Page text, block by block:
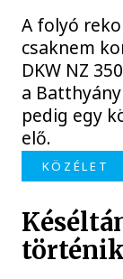
A folyó
csaknem
DKW NZ
a
pedig egy
elő.
KÖZÉLET